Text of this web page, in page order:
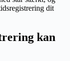
dit
kan